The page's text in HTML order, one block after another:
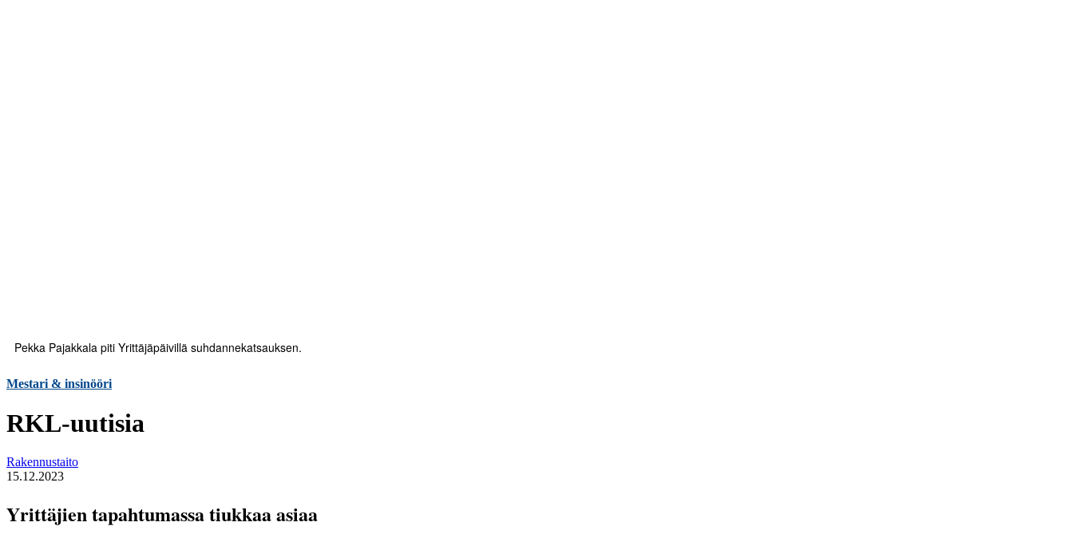
Pekka Pajakkala piti Yrittäjäpäivillä suhdannekatsauksen.
Mestari & insinööri
RKL-uutisia
Rakennustaito
15.12.2023
Yrittäjien tapahtumassa tiukkaa asiaa